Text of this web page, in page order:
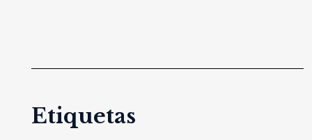
Etiquetas